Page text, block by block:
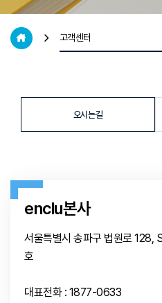
고객센터
오시는길
오시는 길
enclu본사
서울특별시 송파구 법원로 128,
호
대표전화 : 1877-0633